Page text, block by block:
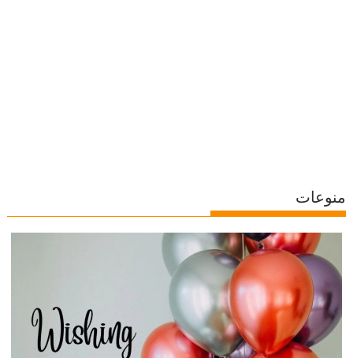
منوعات